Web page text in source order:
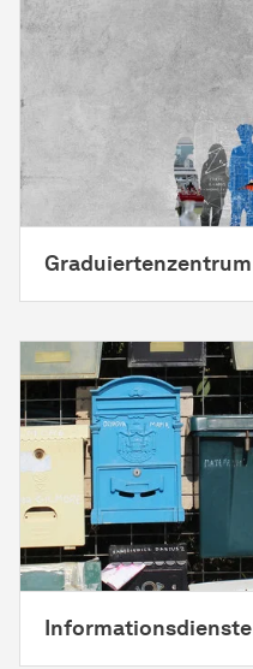
Graduiertenzentrum
Informationsdienste